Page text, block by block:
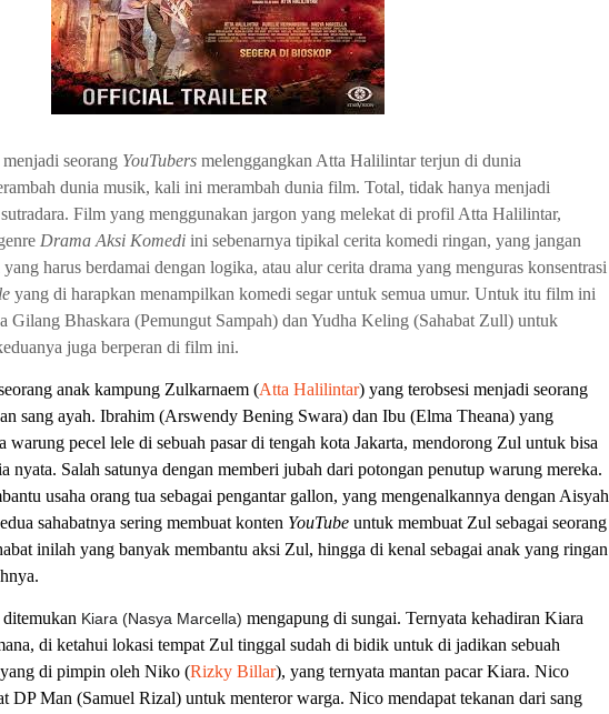
menjadi seorang YouTubers melenggangkan Atta Halilintar terjun di dunia
dunia musik, kali ini merambah dunia film. Total, tidak hanya menjadi
Film yang menggunakan jargon yang melekat di profil Atta Halilintar,
Drama Aksi Komedi ini sebenarnya tipikal cerita komedi ringan, yang jangan
harus berdamai dengan logika, atau alur cerita drama yang menguras konsentrasi
yang di harapkan menampilkan komedi segar untuk semua umur. Untuk itu film ini
Gilang Bhaskara (Pemungut Sampah) dan Yudha Keling (Sahabat Zull) untuk
juga berperan di film ini.
anak kampung Zulkarnaem (Atta Halilintar) yang terobsesi menjadi seorang
sang ayah. Ibrahim (Arswendy Bening Swara) dan Ibu (Elma Theana) yang
warung pecel lele di sebuah pasar di tengah kota Jakarta, mendorong Zul untuk bisa
nyata. Salah satunya dengan memberi jubah dari potongan penutup warung mereka.
usaha orang tua sebagai pengantar gallon, yang mengenalkannya dengan Aisyah
sahabatnya sering membuat konten YouTube untuk membuat Zul sebagai seorang
inilah yang banyak membantu aksi Zul, hingga di kenal sebagai anak yang ringan
Kiara (Nasya Marcella) mengapung di sungai. Ternyata kehadiran Kiara
di ketahui lokasi tempat Zul tinggal sudah di bidik untuk di jadikan sebuah
di pimpin oleh Niko (Rizky Billar), yang ternyata mantan pacar Kiara. Nico
DP Man (Samuel Rizal) untuk menteror warga. Nico mendapat tekanan dari sang